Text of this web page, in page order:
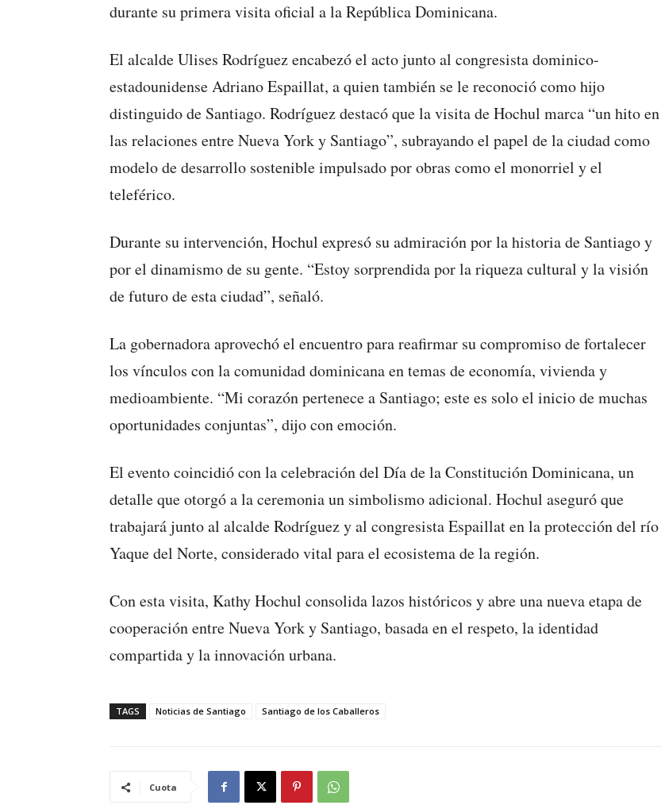
durante su primera visita oficial a la República Dominicana.
El alcalde Ulises Rodríguez encabezó el acto junto al congresista dominico-
estadounidense Adriano Espaillat, a quien también se le reconoció como hijo
distinguido de Santiago. Rodríguez destacó que la visita de Hochul marca “un hito en
las relaciones entre Nueva York y Santiago”, subrayando el papel de la ciudad como
modelo de desarrollo sostenible impulsado por obras como el monorriel y el
teleférico.
Durante su intervención, Hochul expresó su admiración por la historia de Santiago y
por el dinamismo de su gente. “Estoy sorprendida por la riqueza cultural y la visión
de futuro de esta ciudad”, señaló.
La gobernadora aprovechó el encuentro para reafirmar su compromiso de fortalecer
los vínculos con la comunidad dominicana en temas de economía, vivienda y
medioambiente. “Mi corazón pertenece a Santiago; este es solo el inicio de muchas
oportunidades conjuntas”, dijo con emoción.
El evento coincidió con la celebración del Día de la Constitución Dominicana, un
detalle que otorgó a la ceremonia un simbolismo adicional. Hochul aseguró que
trabajará junto al alcalde Rodríguez y al congresista Espaillat en la protección del río
Yaque del Norte, considerado vital para el ecosistema de la región.
Con esta visita, Kathy Hochul consolida lazos históricos y abre una nueva etapa de
cooperación entre Nueva York y Santiago, basada en el respeto, la identidad
compartida y la innovación urbana.
TAGS Noticias de Santiago Santiago de los Caballeros
Cuota